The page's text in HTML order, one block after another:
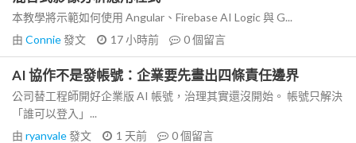
本教學將示範如何使用 Angular、Firebase AI Logic 與 G...
由 Connie發文 17 小時前 0個留言
AI 協作不是發帳號：企業要先畫出四條責任邊界
公司替工程師開好企業版 AI 帳號，治理其實還沒開始。 帳號只解決
「誰可以登入」...
由 ryanvale發文 1 天前 0個留言